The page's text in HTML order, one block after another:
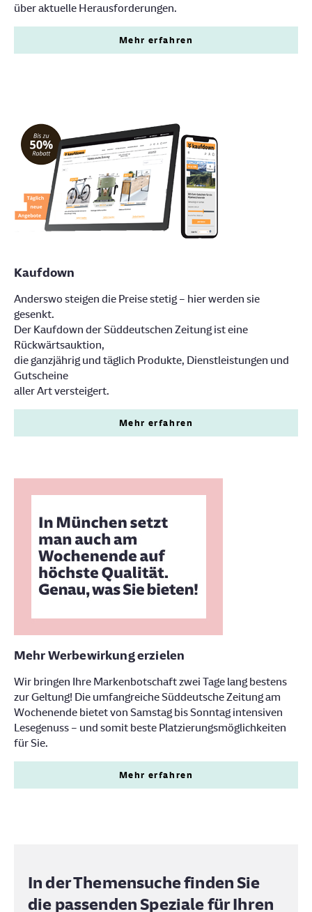
über aktuelle Herausforderungen.
Mehr erfahren
Kaufdown
Anderswo steigen die Preise stetig – hier werden sie
gesenkt.
Der Kaufdown der Süddeutschen Zeitung ist eine
Rückwärtsauktion,
die ganzjährig und täglich Produkte, Dienstleistungen und
Gutscheine
aller Art versteigert.
Mehr erfahren
Mehr Werbewirkung erzielen
Wir bringen Ihre Markenbotschaft zwei Tage lang bestens
zur Geltung! Die umfangreiche Süddeutsche Zeitung am
Wochenende bietet von Samstag bis Sonntag intensiven
Lesegenuss – und somit beste Platzierungsmöglichkeiten
für Sie.
Mehr erfahren
In der Themensuche finden Sie
die passenden Speziale für Ihren